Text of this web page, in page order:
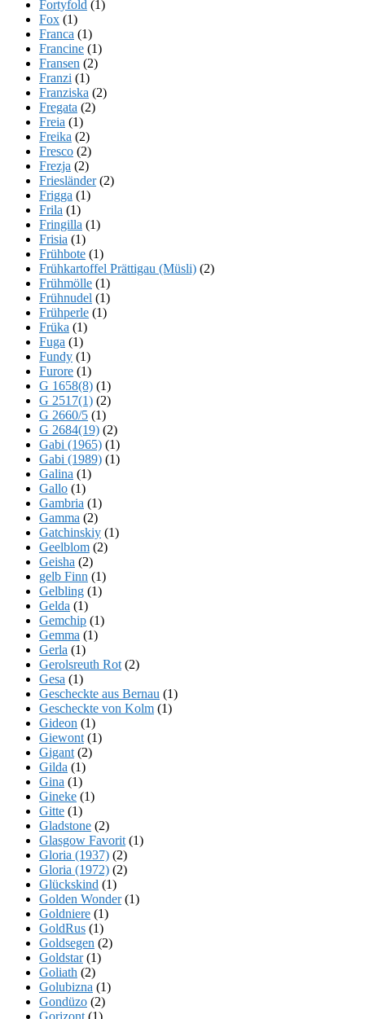
Fortyfold (1)
Fox (1)
Franca (1)
Francine (1)
Fransen (2)
Franzi (1)
Franziska (2)
Fregata (2)
Freia (1)
Freika (2)
Fresco (2)
Frezja (2)
Friesländer(2)
Frigga (1)
Frila (1)
Fringilla (1)
Frisia (1)
Frühbote (1)
Frühkartoffel Prättigau (Müsli) (2)
Frühmölle (1)
Frühnudel (1)
Frühperle (1)
Früka (1)
Fuga (1)
Fundy (1)
Furore (1)
G 1658(8) (1)
G 2517(1) (2)
G 2660/5 (1)
G 2684(19) (2)
Gabi (1965) (1)
Gabi (1989) (1)
Galina (1)
Gallo (1)
Gambria (1)
Gamma (2)
Gatchinskiy (1)
Geelblom (2)
Geisha (2)
gelb Finn (1)
Gelbling (1)
Gelda (1)
Gemchip (1)
Gemma (1)
Gerla (1)
Gerolsreuth Rot (2)
Gesa (1)
Gescheckte aus Bernau (1)
Gescheckte von Kolm (1)
Gideon (1)
Giewont (1)
Gigant (2)
Gilda (1)
Gina (1)
Gineke (1)
Gitte (1)
Gladstone (2)
Glasgow Favorit (1)
Gloria (1937) (2)
Gloria (1972) (2)
Glückskind (1)
Golden Wonder(1)
Goldniere (1)
GoldRus (1)
Goldsegen (2)
Goldstar(1)
Goliath (2)
Golubizna (1)
Gondüzo (2)
Gorizont (1)